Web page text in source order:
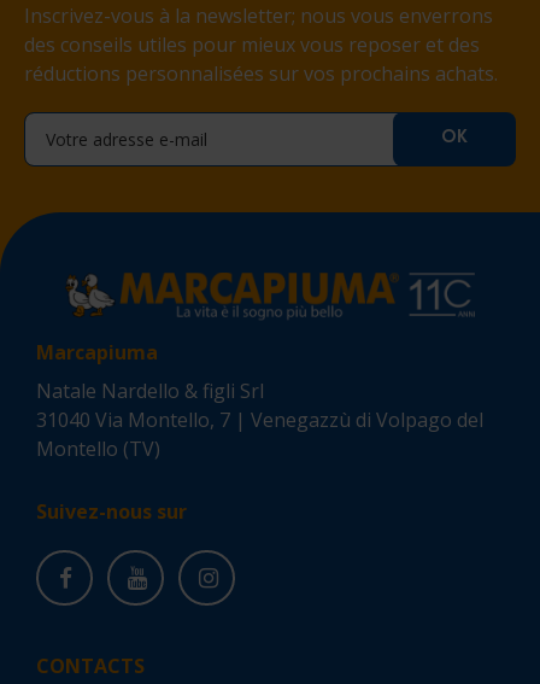
Inscrivez-vous à la newsletter; nous vous enverrons
des conseils utiles pour mieux vous reposer et des
réductions personnalisées sur vos prochains achats.
Marcapiuma
Natale Nardello & figli Srl
31040 Via Montello, 7 | Venegazzù di Volpago del
Montello (TV)
Suivez-nous sur
CONTACTS